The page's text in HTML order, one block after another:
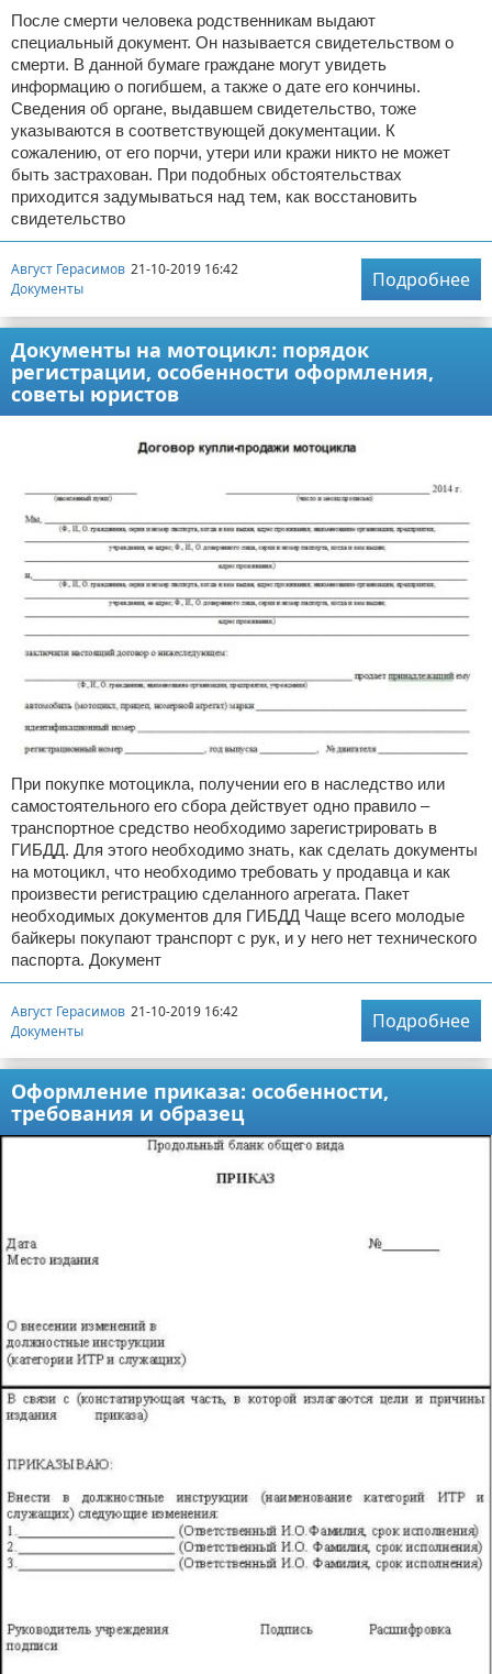
После смерти человека родственникам выдают
специальный документ. Он называется свидетельством о
смерти. В данной бумаге граждане могут увидеть
информацию о погибшем, а также о дате его кончины.
Сведения об органе, выдавшем свидетельство, тоже
указываются в соответствующей документации. К
сожалению, от его порчи, утери или кражи никто не может
быть застрахован. При подобных обстоятельствах
приходится задумываться над тем, как восстановить
свидетельство
Август Герасимов 21-10-2019 16:42
Документы
Подробнее
Документы на мотоцикл: порядок
регистрации, особенности оформления,
советы юристов
При покупке мотоцикла, получении его в наследство или
самостоятельного его сбора действует одно правило –
транспортное средство необходимо зарегистрировать в
ГИБДД. Для этого необходимо знать, как сделать документы
на мотоцикл, что необходимо требовать у продавца и как
произвести регистрацию сделанного агрегата. Пакет
необходимых документов для ГИБДД Чаще всего молодые
байкеры покупают транспорт с рук, и у него нет технического
паспорта. Документ
Август Герасимов 21-10-2019 16:42
Документы
Подробнее
Оформление приказа: особенности,
требования и образец